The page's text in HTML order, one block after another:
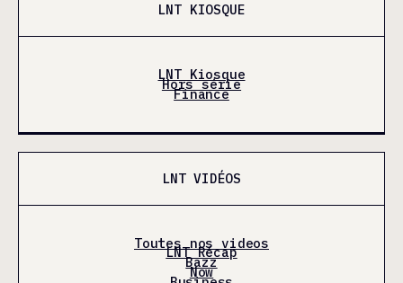
LNT KIOSQUE
LNT Kiosque
Hors série
Finance
LNT VIDÉOS
Toutes nos videos
LNT Récap
Bazz
Now